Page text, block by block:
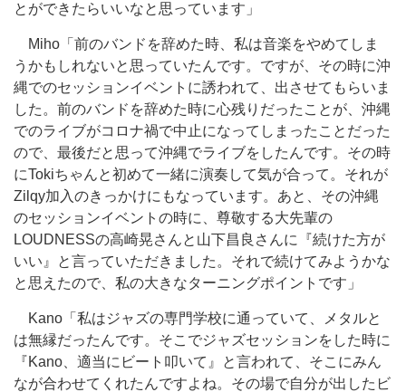
とができたらいいなと思っています」
Miho「前のバンドを辞めた時、私は音楽をやめてしま
うかもしれないと思っていたんです。ですが、その時に沖
縄でのセッションイベントに誘われて、出させてもらいま
した。前のバンドを辞めた時に心残りだったことが、沖縄
でのライブがコロナ禍で中止になってしまったことだった
ので、最後だと思って沖縄でライブをしたんです。その時
にTokiちゃんと初めて一緒に演奏して気が合って。それが
Zilqy加入のきっかけにもなっています。あと、その沖縄
のセッションイベントの時に、尊敬する大先輩の
LOUDNESSの高崎晃さんと山下昌良さんに『続けた方が
いい』と言っていただきました。それで続けてみようかな
と思えたので、私の大きなターニングポイントです」
Kano「私はジャズの専門学校に通っていて、メタルと
は無縁だったんです。そこでジャズセッションをした時に
『Kano、適当にビート叩いて』と言われて、そこにみん
なが合わせてくれたんですよね。その場で自分が出したビ